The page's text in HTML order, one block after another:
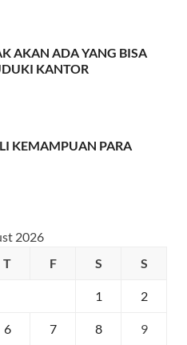
AKAN ADA YANG BISA
KANTOR
KEMAMPUAN PARA
2026
T F S S
1 2
6 7 8 9